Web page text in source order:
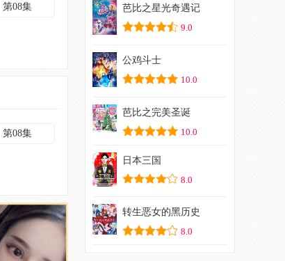
第08集
第08集
芭比之星光奇遇记
9.0
公鸡斗士
10.0
芭比之完美圣诞
10.0
日本三国
8.0
转生恶女的黑历史
8.0